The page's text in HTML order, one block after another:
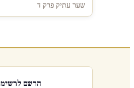
שער עתיק פרק ד
הרשם